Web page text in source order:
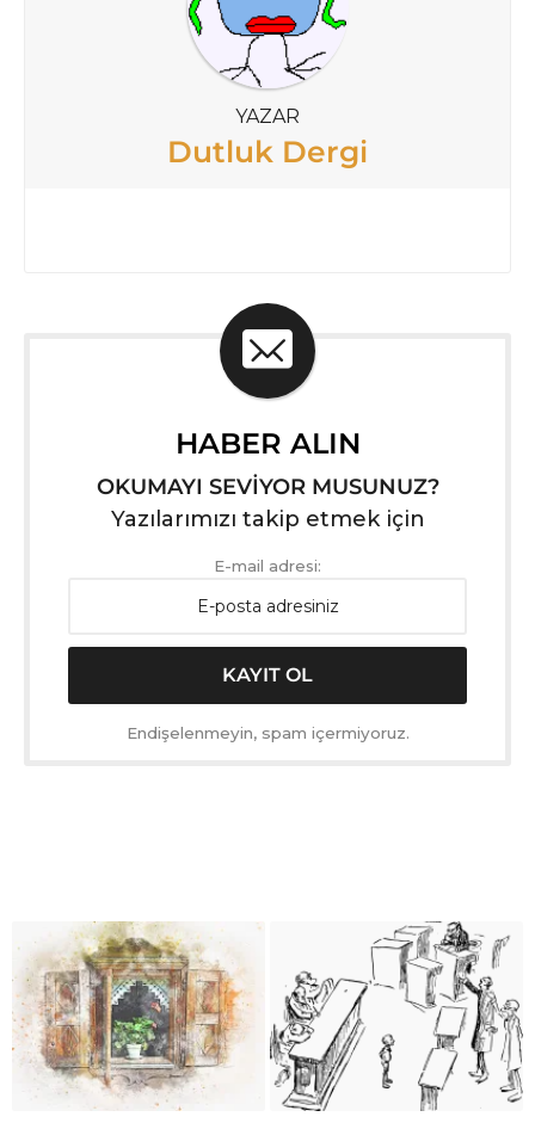
YAZAR
Dutluk Dergi
HABER ALIN
OKUMAYI SEVİYOR MUSUNUZ?
Yazılarımızı takip etmek için
E-mail adresi:
Endişelenmeyin, spam içermiyoruz.